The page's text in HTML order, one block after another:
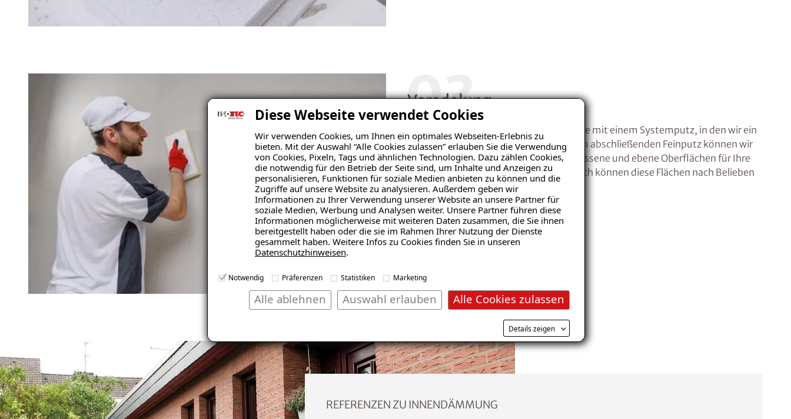
Diese Webseite verwendet Cookies
Wir verwenden Cookies, um Ihnen ein optimales Webseiten-Erlebnis zu
bieten. Mit der Auswahl “Alle Cookies zulassen” erlauben Sie die Verwendung
von Cookies, Pixeln, Tags und ähnlichen Technologien. Dazu zählen Cookies,
die notwendig für den Betrieb der Seite sind, um Inhalte und Anzeigen zu
personalisieren, Funktionen für soziale Medien anbieten zu können und die
Zugriffe auf unsere Website zu analysieren. Außerdem geben wir
Informationen zu Ihrer Verwendung unserer Website an unsere Partner für
soziale Medien, Werbung und Analysen weiter. Unsere Partner führen diese
Informationen möglicherweise mit weiteren Daten zusammen, die Sie ihnen
bereitgestellt haben oder die sie im Rahmen Ihrer Nutzung der Dienste
gesammelt haben. Weitere Infos zu Cookies finden Sie in unseren
Datenschutzhinweisen.
Notwendig Präferenzen Statistiken Marketing
Alle Cookies zulassen
Auswahl erlauben
Alle ablehnen
Details zeigen
03
Veredelung
Anschließend versehen wir die Oberfläche mit einem Systemputz, in den wir ein
Armierungsgewebe einarbeiten. Mit dem abschließenden Feinputz können wir
dann optional besonders glatte, geschlossene und ebene Oberflächen für Ihre
Innendämmung erstellen. Je nach Wunsch können diese Flächen nach Belieben
farblich gestaltet werden.
REFERENZEN ZU INNENDÄMMUNG